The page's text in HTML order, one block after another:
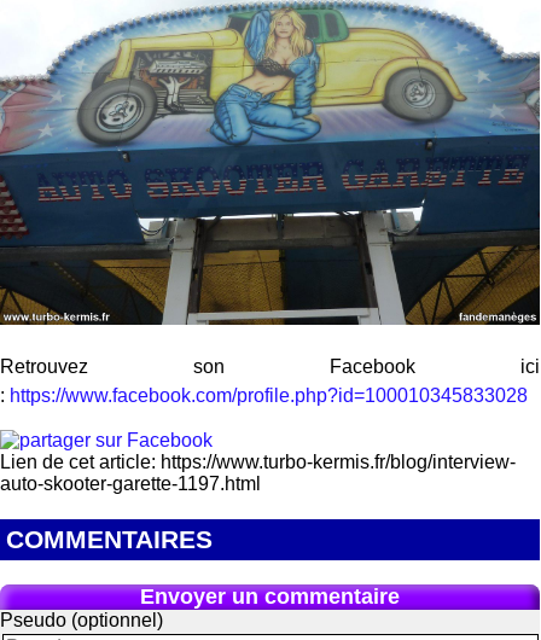
Retrouvez son Facebook ici
: https://www.facebook.com/profile.php?id=100010345833028
Lien de cet article: https://www.turbo-kermis.fr/blog/interview-
auto-skooter-garette-1197.html
COMMENTAIRES
Envoyer un commentaire
Pseudo (optionnel)